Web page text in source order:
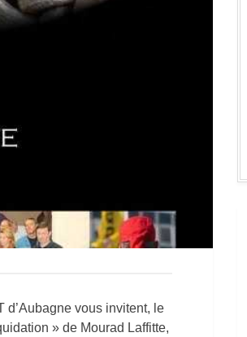
d’Aubagne vous invitent, le
» de Mourad Laffitte,